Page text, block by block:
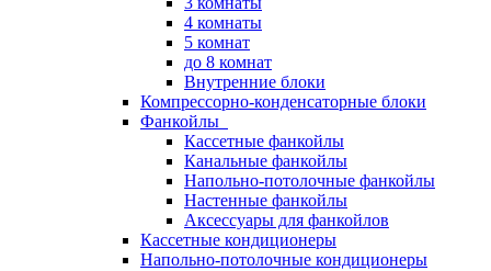
4 комнаты
5 комнат
до 8 комнат
Внутренние блоки
Компрессорно-конденсаторные блоки
Фанкойлы
Кассетные фанкойлы
Канальные фанкойлы
Напольно-потолочные фанкойлы
Настенные фанкойлы
Аксессуары для фанкойлов
Кассетные кондиционеры
Напольно-потолочные кондиционеры